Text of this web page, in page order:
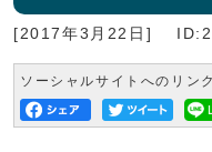
[2017年3月22日]
ソーシャルサイトへのリン